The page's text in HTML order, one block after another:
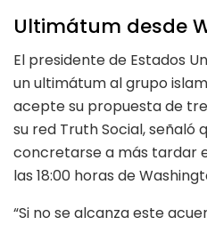
Ultimátum desde
El presidente de Estados
un ultimátum al grupo
acepte su propuesta de
su red Truth Social, señaló
concretarse a más tardar
las 18:00 horas de
“Si no se alcanza este